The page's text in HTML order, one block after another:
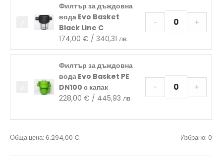
Филтър за дъждовна
вода Evo Basket
Black Line C
174,00 € / 340,31 лв.
- +
Филтър за дъждовна
вода Evo Basket PE
DN100 с капак
228,00 € / 445,93 лв.
- +
Обща цена: 6.294,00 € Избрано: 0